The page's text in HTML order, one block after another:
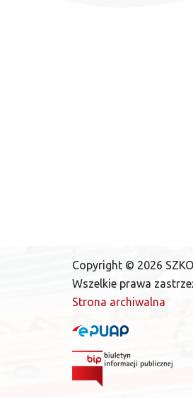
Copyright © 2026
Wszelkie prawa
Strona archiwalna